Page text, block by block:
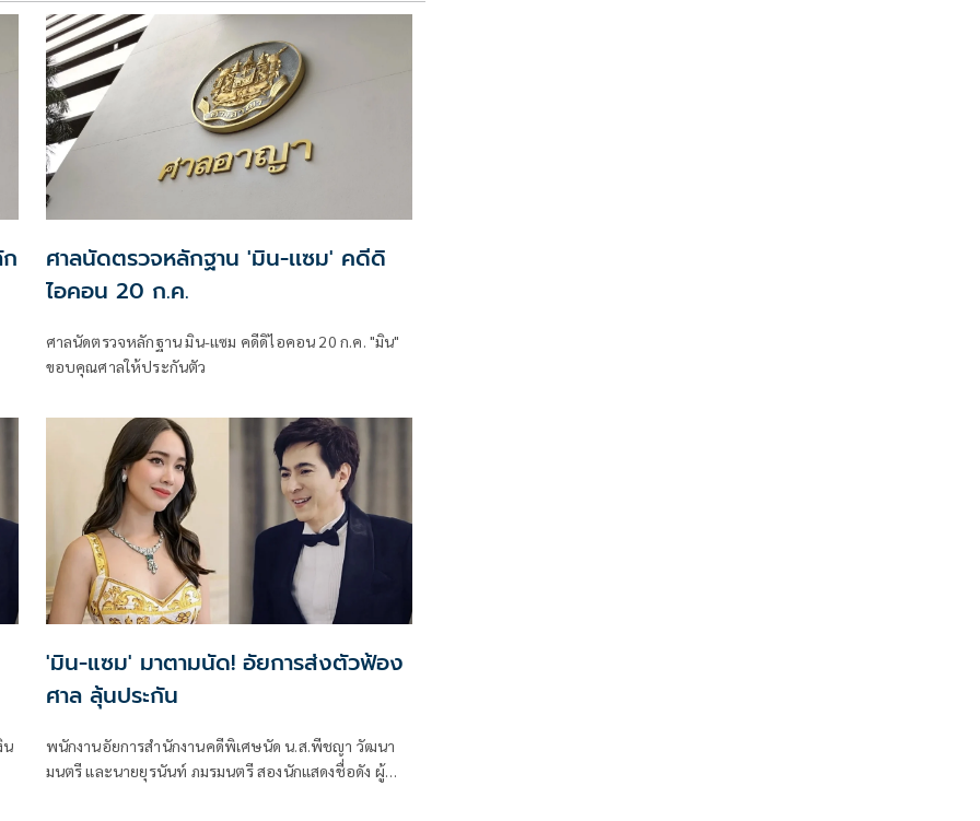
ศาลนัดตรวจหลักฐาน 'มิน-เเซม' คดีดิ
ไอคอน 20 ก.ค.
ศาลนัดตรวจหลักฐาน มิน-เเซม คดีดิไอคอน 20 ก.ค. "มิน"
ขอบคุณศาลให้ประกันตัว
น
'มิน-แซม' มาตามนัด! อัยการส่งตัวฟ้อง
ศาล ลุ้นประกัน
พนักงานอัยการสำนักงานคดีพิเศษนัด น.ส.พีชญา วัฒนา
มนตรี และนายยุรนันท์ ภมรมนตรี สองนักแสดงชื่อดัง ผู้